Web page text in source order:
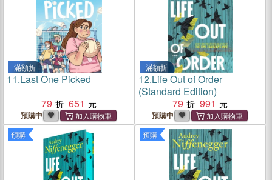
滿額折
11.Last One Picked
79
651
預購中
滿額折
12.Life Out of Order
(Standard Edition)
79
991
預購中
預購 預購